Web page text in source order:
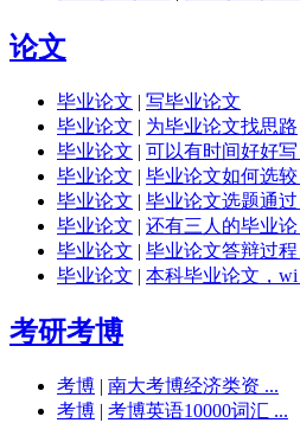
论文
毕业论文 | 写毕业论文
毕业论文 | 为毕业论文找思路
毕业论文 | 可以有时间好好写
毕业论文 | 毕业论文如何选较
毕业论文 | 毕业论文选题通过
毕业论文 | 还有三人的毕业论
毕业论文 | 毕业论文答辩过程
毕业论文 | 本科毕业论文，wi
考研考博
考博 | 南大考博经济类资 ...
考博 | 考博英语10000词汇 ...